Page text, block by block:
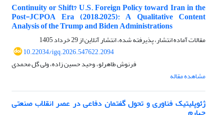
Continuity or Shift? U.S. Foreign Policy toward Iran in the
Post-JCPOA Era (2018–2025): A Qualitative Content
Analysis of the Trump and Biden Administrations
مقالات آماده انتشار، پذیرفته شده، انتشار آنلاین از29 خرداد 1405
10.22034/igq.2026.547622.2094
فرنوش طاهرلو، ,وحید حسین زاده، ولی گل محمدی
مشاهده مقاله
ژئوپلیتیک فناوری و تحول گفتمان دفاعی در عصر انقلاب صنعتی